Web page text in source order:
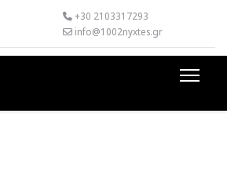
+30 2103317293
info@1002nyxtes.gr